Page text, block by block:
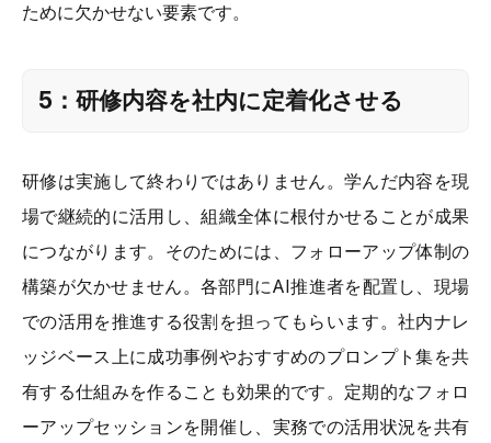
ために欠かせない要素です。
5：研修内容を社内に定着化させる
研修は実施して終わりではありません。学んだ内容を現
場で継続的に活用し、組織全体に根付かせることが成果
につながります。そのためには、フォローアップ体制の
構築が欠かせません。各部門にAI推進者を配置し、現場
での活用を推進する役割を担ってもらいます。社内ナレ
ッジベース上に成功事例やおすすめのプロンプト集を共
有する仕組みを作ることも効果的です。定期的なフォロ
ーアップセッションを開催し、実務での活用状況を共有